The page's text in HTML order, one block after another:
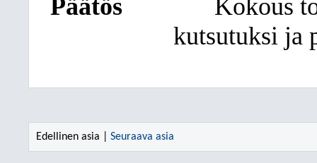
Päätös
Kokous
kutsutuksi ja
Edellinen asia | Seuraava asia